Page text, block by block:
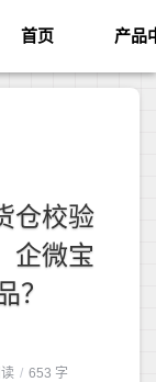
首页 产品
仓校验
企微宝
？
/ 653 字